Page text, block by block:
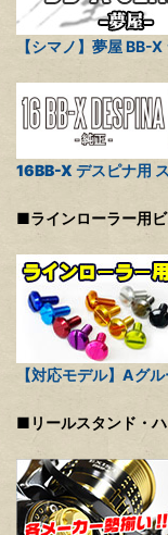
【シマノ】夢屋 BB-
16BB-X デスピナ用
■ラインローラー用
【対応モデル】Aグ
■リールスタンド・